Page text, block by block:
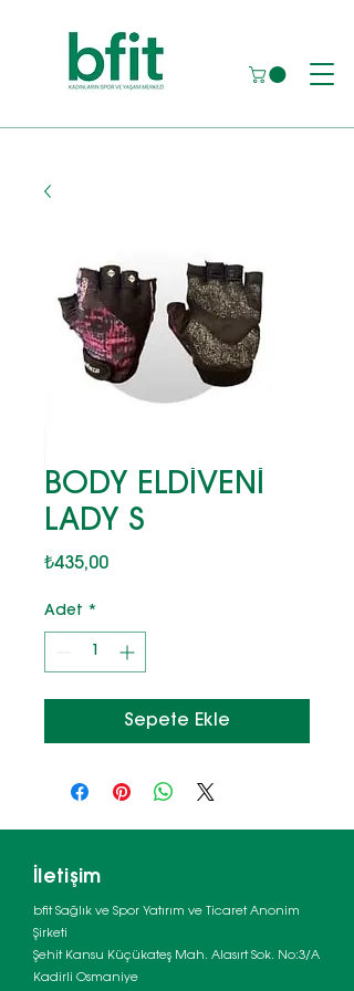
BODY ELDİVENİ
LADY S
₺435,00Fiyat
Adet *
Sepete Ekle
İletişim
bfit Sağlık ve Spor Yatırım ve Ticaret Anonim
Şirketi
Şehit Kansu Küçükateş Mah. Alasırt Sok. No:3/A
Kadirli Osmaniye